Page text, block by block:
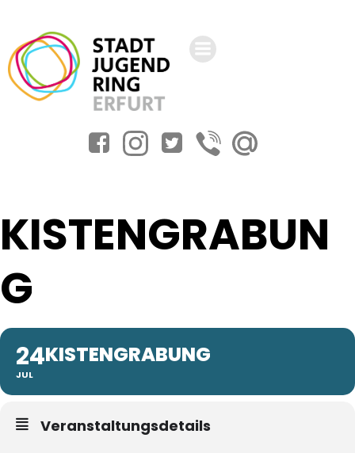
springen
KISTENGRABUN
G
24
JUL
KISTENGRABUNG
Veranstaltungsdetails